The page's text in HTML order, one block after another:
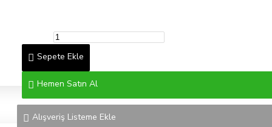
Sepete Ekle
Hemen Satın Al
Alışveriş Listeme Ekle